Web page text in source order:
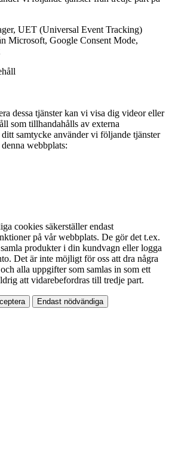
UET (Universal Event Tracking)
Microsoft, Google Consent Mode,
dessa tjänster kan vi visa dig videor eller
som tillhandahålls av externa
samtycke använder vi följande tjänster
webbplats:
cookies säkerställer endast
på vår webbplats. De gör det t.ex.
produkter i din kundvagn eller logga
Det är inte möjligt för oss att dra några
alla uppgifter som samlas in som ett
att vidarebefordras till tredje part.
Endast nödvändiga